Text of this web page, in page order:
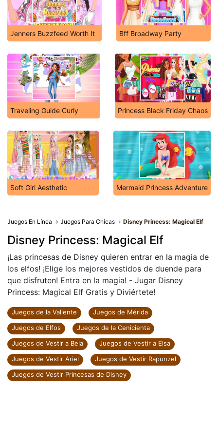
Jenners Buzzfeed Worth It Bff Broadway Party
Traveling Guide Curly Princess Black Friday Chaos
Soft Girl Aesthetic Mermaid Princess Adventure
Juegos En Línea Juegos Para Chicas Disney Princess: Magical Elf
Disney Princess: Magical Elf
¡Las princesas de Disney quieren entrar en la magia de
los elfos! ¡Elige los mejores vestidos de duende para
que disfruten! Entra en la magia! - Jugar Disney
Princess: Magical Elf Gratis y Diviértete!
Juegos de la Valiente
Juegos de Mérida
Juegos de Elfos
Juegos de la Cenicienta
Juegos de Vestir a Bela
Juegos de Vestir a Elsa
Juegos de Vestir Ariel
Juegos de Vestir Rapunzel
Juegos de Vestir Princesas de Disney